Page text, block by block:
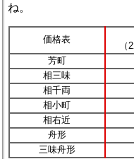
ね。
価格表
（
芳町
相三味
相千両
相小町
相右近
舟形
三味舟形